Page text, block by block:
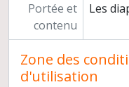
Portée et
contenu
Les
Zone des
d'utilisation